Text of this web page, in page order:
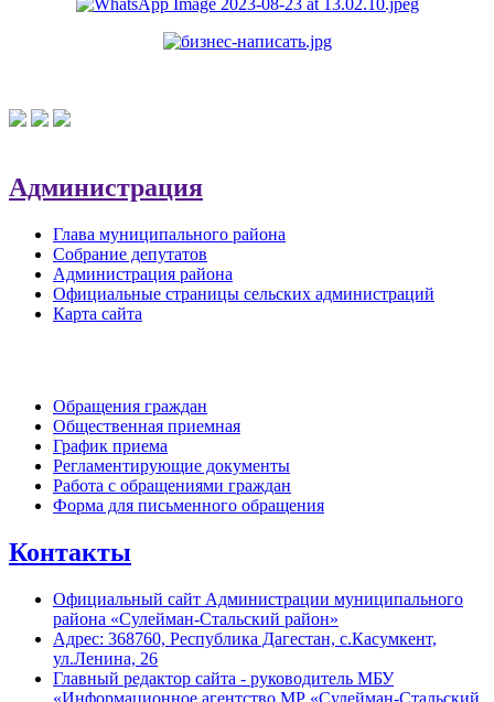
Администрация
Глава муниципального района
Собрание депутатов
Администрация района
Официальные страницы сельских администраций
Карта сайта
Обращения граждан
Общественная приемная
График приема
Регламентирующие документы
Работа с обращениями граждан
Форма для письменного обращения
Контакты
Официальный сайт Администрации муниципального
района «Сулейман-Стальский район»
Адрес: 368760, Республика Дагестан, с.Касумкент,
ул.Ленина, 26
Главный редактор сайта - руководитель МБУ